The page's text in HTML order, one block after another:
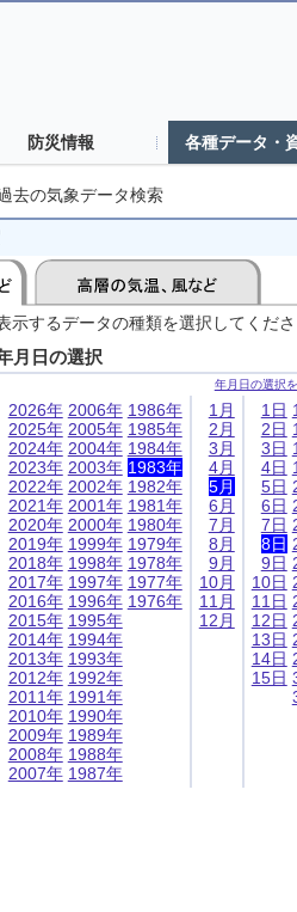
防災情報 各種データ・
去の気象データ検索
示するデータの種類を選択してくだ
月日の選択
年月日の選択
2026年
2025年
2024年
2023年
2022年
2021年
2020年
2019年
2018年
2017年
2016年
2015年
2014年
2013年
2012年
2011年
2010年
2009年
2008年
2007年
2006年
2005年
2004年
2003年
2002年
2001年
2000年
1999年
1998年
1997年
1996年
1995年
1994年
1993年
1992年
1991年
1990年
1989年
1988年
1987年
1986年
1985年
1984年
1983年
1982年
1981年
1980年
1979年
1978年
1977年
1976年
1月
2月
3月
4月
5月
6月
7月
8月
9月
10月
11月
12月
1日
2日
3日
4日
5日
6日
7日
8日
9日
10日
11日
12日
13日
14日
15日